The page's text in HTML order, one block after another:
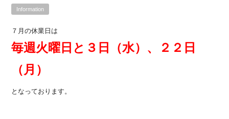
Information
７月の休業日は
毎週火曜日と３日（水）、２２日
（月）
となっております。